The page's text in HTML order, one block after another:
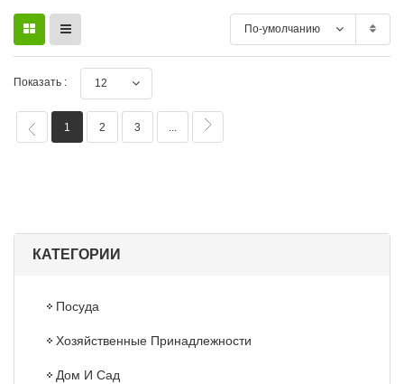
КАТЕГОРИИ
Посуда
Хозяйственные Принадлежности
Дом И Сад
По-умолчанию
Показать : 12
1 2 3 ...